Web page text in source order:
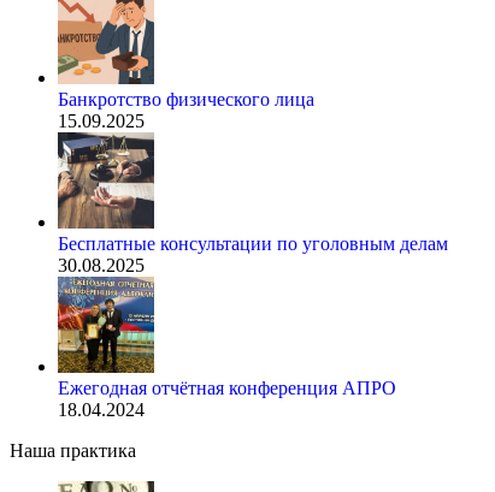
Банкротство физического лица
15.09.2025
Бесплатные консультации по уголовным делам
30.08.2025
Ежегодная отчётная конференция АПРО
18.04.2024
Наша практика